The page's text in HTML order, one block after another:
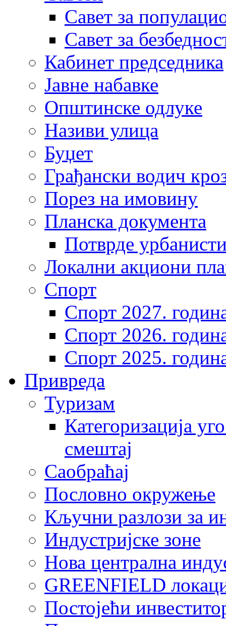
Савет за
Савет за
Кабинет председника
Јавне набавке
Општинске одлуке
Називи улица
Буџет
Грађански водич
Порез на имовину
Планска документа
Потврде
Локални акциони
Спорт
Спорт 2027.
Спорт 2026.
Спорт 2025.
Привреда
Туризам
Категоризација
смештај
Саобраћај
Пословно окружење
Кључни разлози за
Индустријске зоне
Нова централна
GREENFIELD
Постојећи